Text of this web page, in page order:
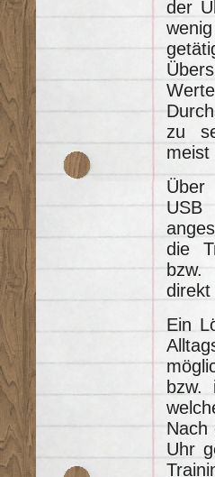
der
zu
meist
Über
die
bzw.
direkt
Ein
bzw.
Nach
Uhr